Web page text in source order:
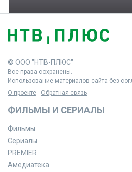
© ООО "НТВ-ПЛЮС"
Все права сохранены.
Использование материалов сайта без
О проекте
Обратная связь
ФИЛЬМЫ И СЕРИАЛЫ
Фильмы
Сериалы
PREMIER
Амедиатека